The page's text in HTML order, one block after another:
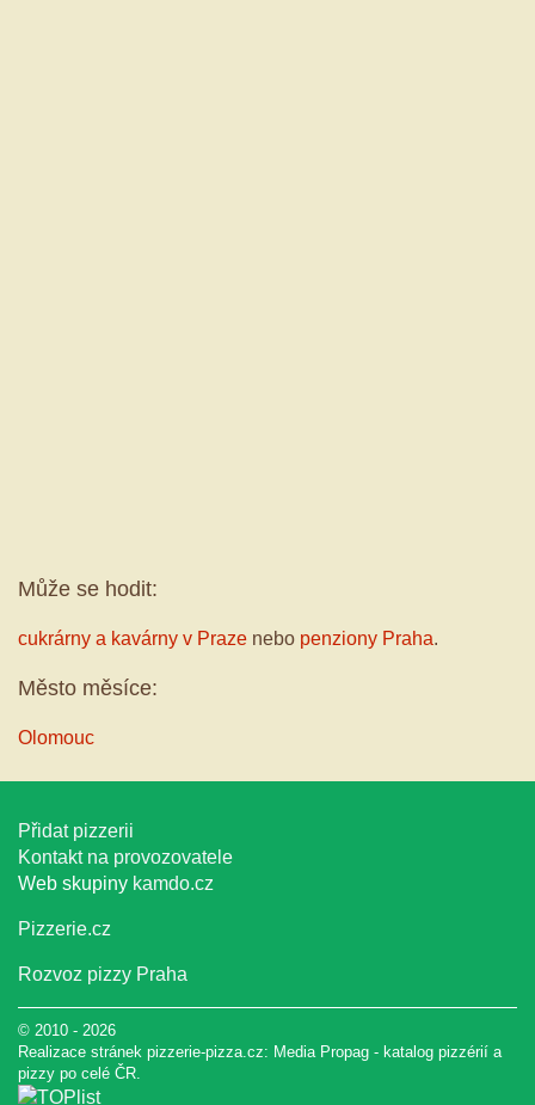
Může se hodit:
cukrárny a kavárny v Praze nebo penziony Praha.
Město měsíce:
Olomouc
Přidat pizzerii
Kontakt na provozovatele
Web skupiny kamdo.cz
Pizzerie.cz
Rozvoz pizzy Praha
© 2010 - 2026
Realizace stránek pizzerie-pizza.cz: Media Propag - katalog pizzérií a
pizzy po celé ČR.